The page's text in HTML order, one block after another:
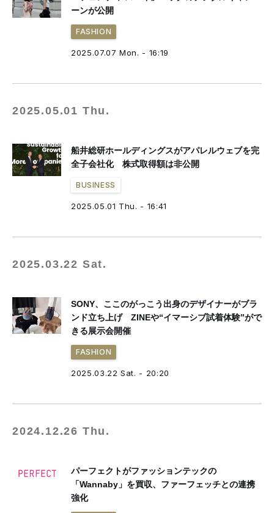
ーンが公開
FASHION
2025.07.07 Mon. - 16:19
2025.05.01 Thu.
船井総研ホールディングスがアパレルウェブを完
全子会社化 株式取得額は非公開
BUSINESS
2025.05.01 Thu. - 16:41
2025.03.22 Sat.
SONY、ここのがっこう出身のデザイナーがブラ
ンド立ち上げ ZINEや“イマーシブ試着体験”がで
きる展示会開催
FASHION
2025.03.22 Sat. - 20:20
2024.12.26 Thu.
パーフェクトがファッションテックの
「Wannaby」を買収、ファーフェッチとの連携
強化